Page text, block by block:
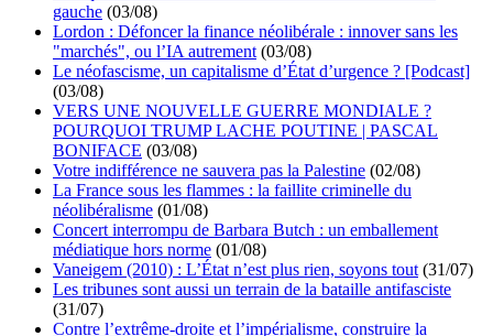
gauche (03/08)
Lordon : Défoncer la finance néolibérale : innover sans les
"marchés", ou l’IA autrement (03/08)
Le néofascisme, un capitalisme d’État d’urgence ? [Podcast]
(03/08)
VERS UNE NOUVELLE GUERRE MONDIALE ?
POURQUOI TRUMP LACHE POUTINE | PASCAL
BONIFACE (03/08)
Votre indifférence ne sauvera pas la Palestine (02/08)
La France sous les flammes : la faillite criminelle du
néolibéralisme (01/08)
Concert interrompu de Barbara Butch : un emballement
médiatique hors norme (01/08)
Vaneigem (2010) : L’État n’est plus rien, soyons tout (31/07)
Les tribunes sont aussi un terrain de la bataille antifasciste
(31/07)
Contre l’extrême-droite et l’impérialisme, construire la